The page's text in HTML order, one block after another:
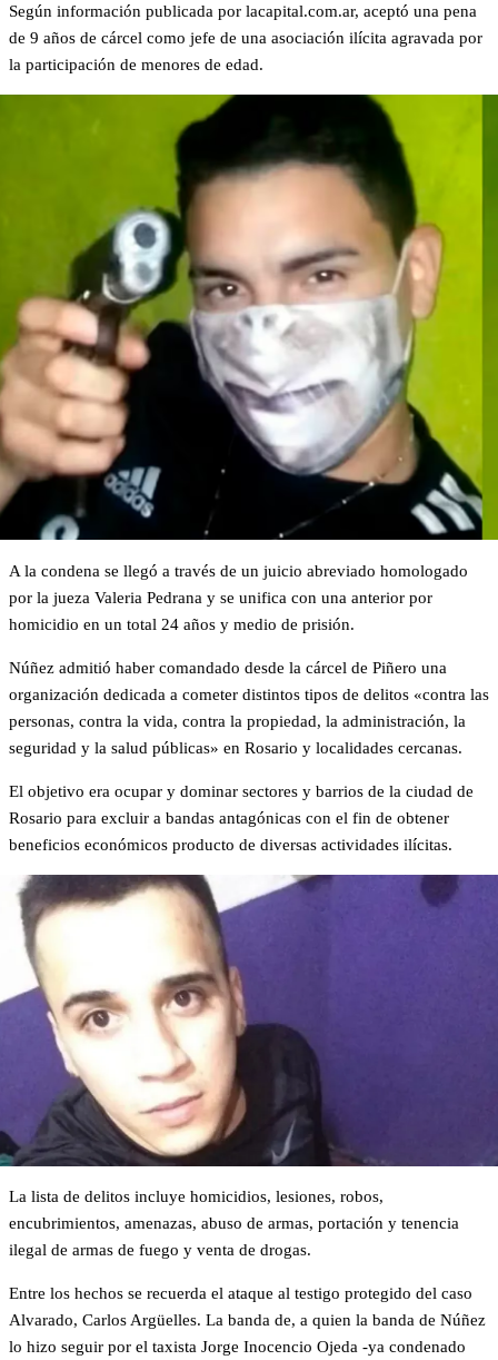
Según información publicada por lacapital.com.ar, aceptó una pena
de 9 años de cárcel como jefe de una asociación ilícita agravada por
la participación de menores de edad.
A la condena se llegó a través de un juicio abreviado homologado
por la jueza Valeria Pedrana y se unifica con una anterior por
homicidio en un total 24 años y medio de prisión.
Núñez admitió haber comandado desde la cárcel de Piñero una
organización dedicada a cometer distintos tipos de delitos «contra las
personas, contra la vida, contra la propiedad, la administración, la
seguridad y la salud públicas» en Rosario y localidades cercanas.
El objetivo era ocupar y dominar sectores y barrios de la ciudad de
Rosario para excluir a bandas antagónicas con el fin de obtener
beneficios económicos producto de diversas actividades ilícitas.
La lista de delitos incluye homicidios, lesiones, robos,
encubrimientos, amenazas, abuso de armas, portación y tenencia
ilegal de armas de fuego y venta de drogas.
Entre los hechos se recuerda el ataque al testigo protegido del caso
Alvarado, Carlos Argüelles. La banda de, a quien la banda de Núñez
lo hizo seguir por el taxista Jorge Inocencio Ojeda -ya condenado